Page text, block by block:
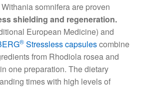
somnifera are proven
shielding and regeneration.
European Medicine) and
®Stressless capsulescombine
from Rhodiola rosea and
one preparation. The dietary
times with high levels of